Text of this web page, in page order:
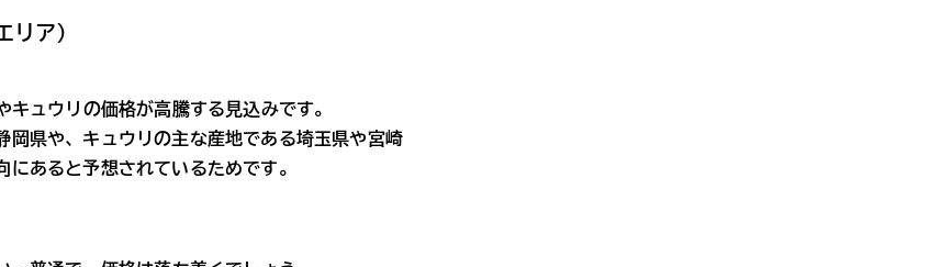
リア)
ュウリの価格が高騰する見込みです。
県や、キュウリの主な産地である埼玉県や宮崎
あると予想されているためです。